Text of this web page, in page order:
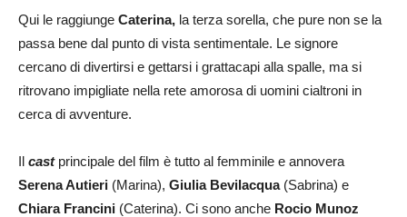
Qui le raggiunge Caterina, la terza sorella, che pure non se la
passa bene dal punto di vista sentimentale. Le signore
cercano di divertirsi e gettarsi i grattacapi alla spalle, ma si
ritrovano impigliate nella rete amorosa di uomini cialtroni in
cerca di avventure.
Il castprincipale del film è tutto al femminile e annovera
Serena Autieri (Marina), Giulia Bevilacqua(Sabrina) e
Chiara Francini (Caterina). Ci sono anche Rocio Munoz